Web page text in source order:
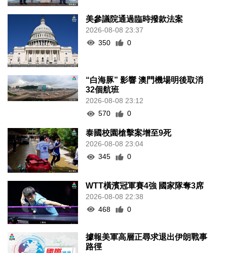
美參議院通過臨時撥款法案
2026-08-08 23:37
350
0
“白海豚” 影響 澳門機場明後取消
32個航班
2026-08-08 23:12
570
0
泰國校園槍擊案增至9死
2026-08-08 23:04
345
0
WTT橫濱冠軍賽4強 國家隊奪3席
2026-08-08 22:38
468
0
據報美軍高層正尋求退出伊朗戰事
路徑